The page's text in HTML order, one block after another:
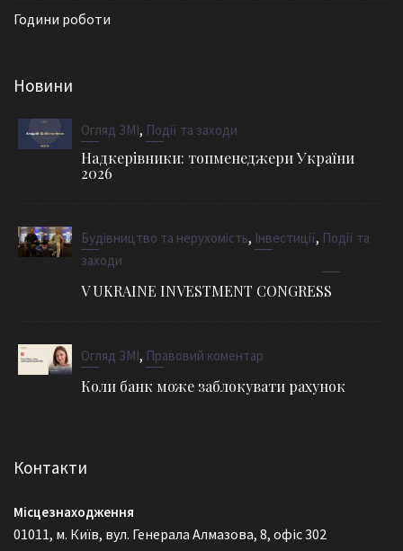
Години роботи
Новини
Огляд ЗМІ, Події та заходи
Надкерівники: топменеджери України
2026
Будівництво та нерухомість, Інвестиції, Події та
заходи
V UKRAINE INVESTMENT CONGRESS
Огляд ЗМІ, Правовий коментар
Коли банк може заблокувати рахунок
Контакти
Місцезнаходження
01011, м. Київ, вул. Генерала Алмазова, 8, офіс 302